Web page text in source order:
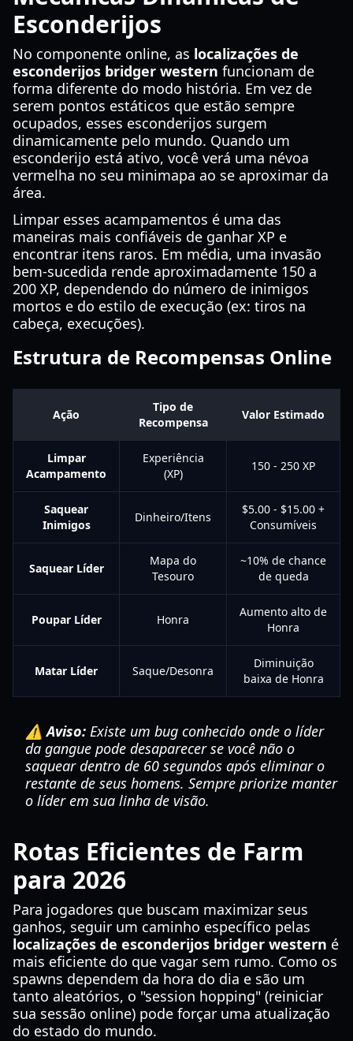
Esconderijos
No componente online, as localizações de
esconderijos bridger western funcionam de
forma diferente do modo história. Em vez de
serem pontos estáticos que estão sempre
ocupados, esses esconderijos surgem
dinamicamente pelo mundo. Quando um
esconderijo está ativo, você verá uma névoa
vermelha no seu minimapa ao se aproximar da
área.
Limpar esses acampamentos é uma das
maneiras mais confiáveis de ganhar XP e
encontrar itens raros. Em média, uma invasão
bem-sucedida rende aproximadamente 150 a
200 XP, dependendo do número de inimigos
mortos e do estilo de execução (ex: tiros na
cabeça, execuções).
Estrutura de Recompensas Online
Ação
Tipo de
Recompensa
Valor Estimado
Limpar
Acampamento
Experiência
(XP)
150 - 250 XP
Saquear
Inimigos
Dinheiro/Itens
$5.00 - $15.00 +
Consumíveis
Saquear Líder
Mapa do
Tesouro
~10% de chance
de queda
Poupar Líder Honra
Aumento alto de
Honra
Matar Líder Saque/Desonra
Diminuição
baixa de Honra
⚠️ Aviso: Existe um bug conhecido onde o líder
da gangue pode desaparecer se você não o
saquear dentro de 60 segundos após eliminar o
restante de seus homens. Sempre priorize manter
o líder em sua linha de visão.
Rotas Eficientes de Farm
para 2026
Para jogadores que buscam maximizar seus
ganhos, seguir um caminho específico pelas
localizações de esconderijos bridger western é
mais eficiente do que vagar sem rumo. Como os
spawns dependem da hora do dia e são um
tanto aleatórios, o "session hopping" (reiniciar
sua sessão online) pode forçar uma atualização
do estado do mundo.